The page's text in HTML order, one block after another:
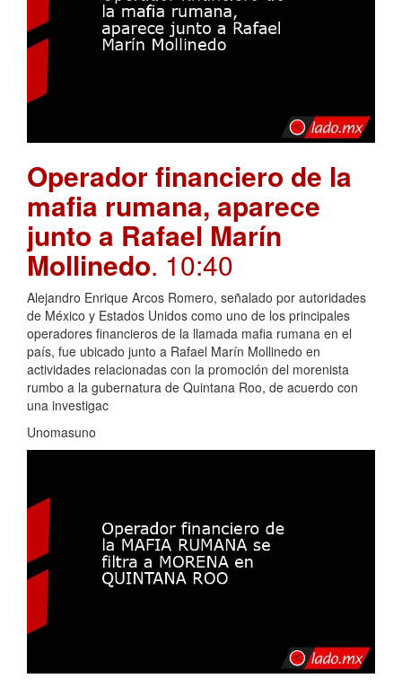
Operador financiero de la
mafia rumana, aparece
junto a Rafael Marín
Mollinedo. 10:40
Alejandro Enrique Arcos Romero, señalado por autoridades
de México y Estados Unidos como uno de los principales
operadores financieros de la llamada mafia rumana en el
país, fue ubicado junto a Rafael Marín Mollinedo en
actividades relacionadas con la promoción del morenista
rumbo a la gubernatura de Quintana Roo, de acuerdo con
una investigac
Unomasuno